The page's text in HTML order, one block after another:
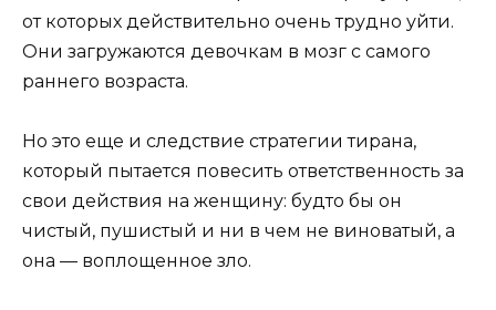
от которых действительно очень трудно уйти.
Они загружаются девочкам в мозг с самого
раннего возраста.
Но это еще и следствие стратегии тирана,
который пытается повесить ответственность за
свои действия на женщину: будто бы он
чистый, пушистый и ни в чем не виноватый, а
она — воплощенное зло.